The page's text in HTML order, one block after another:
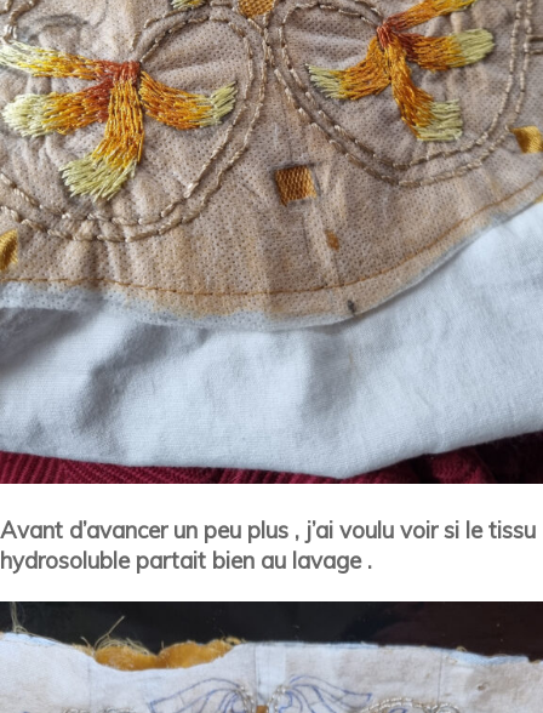
Avant d’avancer un peu plus , j’ai voulu voir si le tissu
hydrosoluble partait bien au lavage .